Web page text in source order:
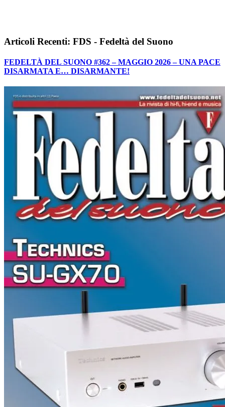
Articoli Recenti: FDS - Fedeltà del Suono
FEDELTÀ DEL SUONO #362 – MAGGIO 2026 – UNA PACE
DISARMATA E… DISARMANTE!